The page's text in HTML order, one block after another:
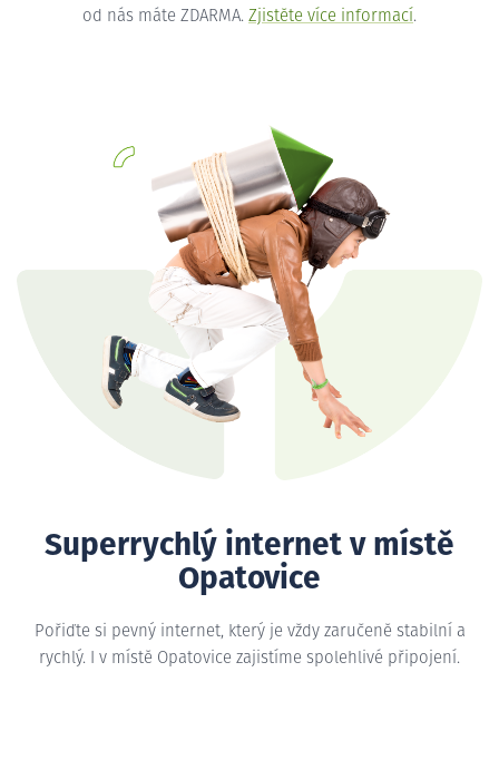
od nás máte ZDARMA. Zjistěte více informací.
Superrychlý internet v místě
Opatovice
Pořiďte si pevný internet, který je vždy zaručeně stabilní a
rychlý. I v místě Opatovice zajistíme spolehlivé připojení.